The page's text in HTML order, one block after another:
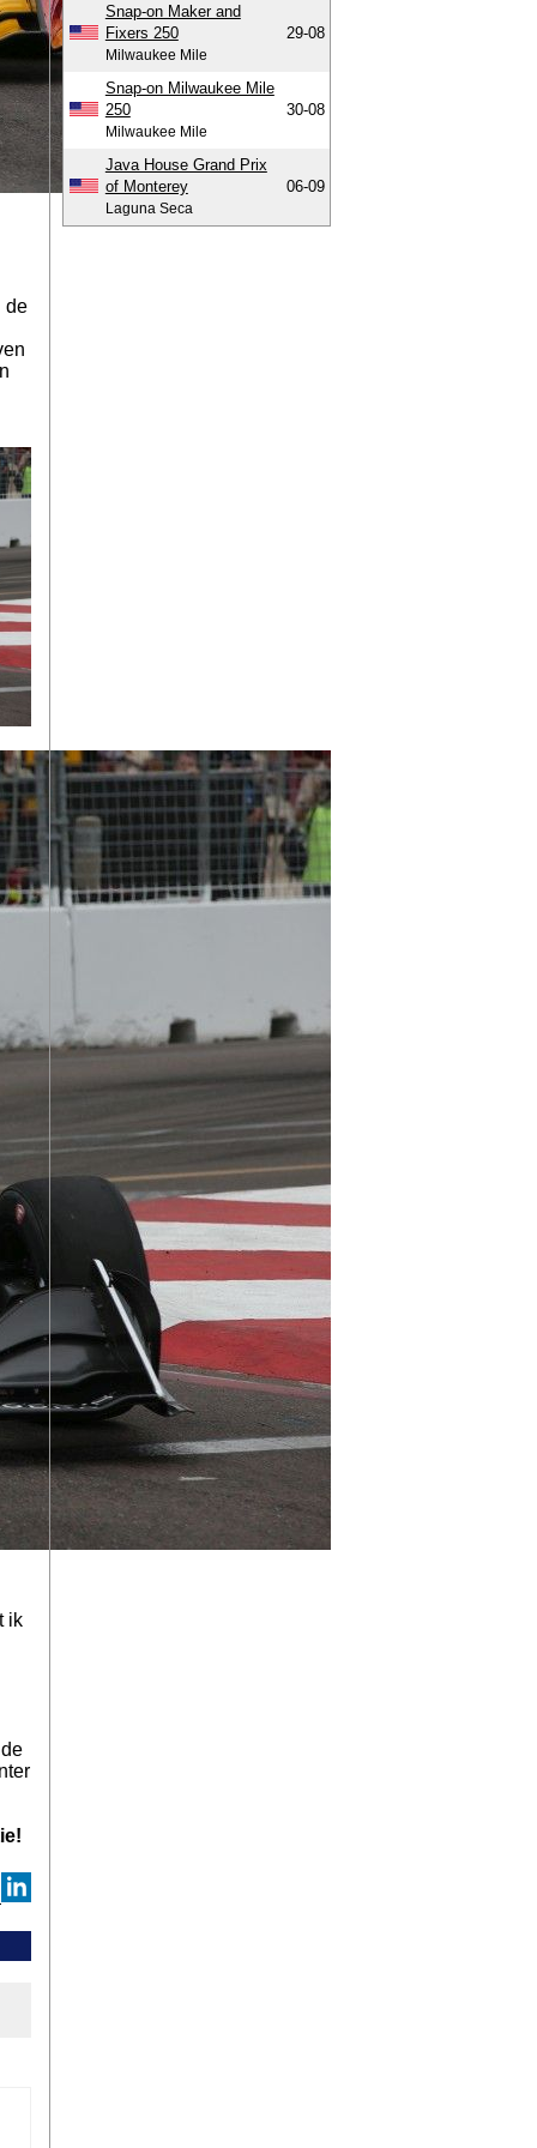
de
ik
Snap-on Maker and
Fixers 250
Milwaukee Mile
29-08
Snap-on Milwaukee Mile
250
Milwaukee Mile
30-08
Java House Grand Prix
of Monterey
Laguna Seca
06-09